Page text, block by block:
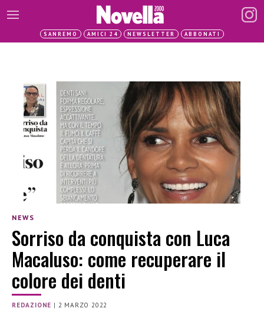
SANREMO AMICI 24 NEWSLETTER ABBONATI
NEWS
Sorriso da conquista con Luca
Macaluso: come recuperare il
colore dei denti
REDAZIONE | 2 MARZO 2022